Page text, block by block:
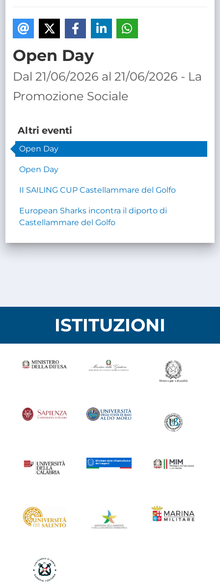
Open Day
Dal 21/06/2026 al 21/06/2026 - La
Promozione Sociale
Altri eventi
Open Day
Open Day
II SAILING CUP Castellammare del Golfo
European Sharks incontra il diporto di
Castellammare del Golfo
ISTITUZIONI